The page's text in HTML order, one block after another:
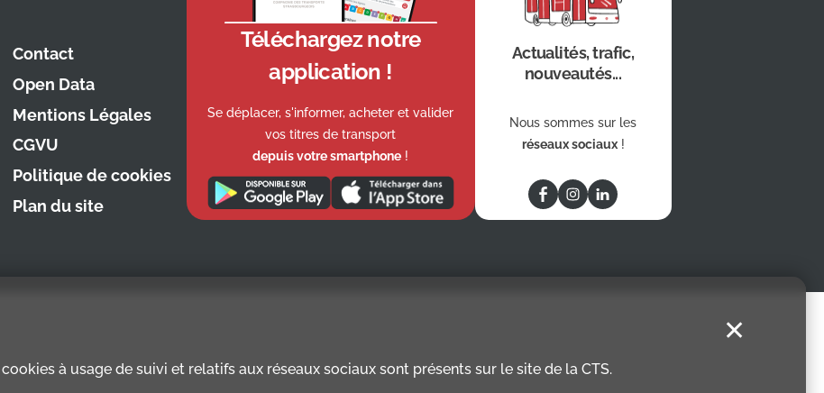
à usage de suivi et relatifs aux réseaux sociaux sont présents sur le site de la CTS.
✕
Contact
Open Data
Mentions Légales
CGVU
Politique de cookies
Plan du site
Téléchargez notre
application !
Se déplacer, s'informer, acheter et valider
vos titres de transport
depuis votre smartphone !
Actualités, trafic,
nouveautés...
Nous sommes sur les
réseaux sociaux !